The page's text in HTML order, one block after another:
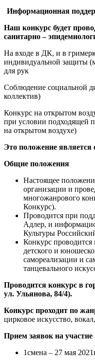
Информационная
Наш конкурс будет
санитарно –
На входе в ДК, и в
индивидуальной защиты
для рук
Соблюдение социальной
коллектив)
Конкурс на открытом
при условии подходящей
на открытом воздухе)
Это положение
Общие положения
Настоящее
организации и
многожанрового
Конкурс).
Проводится при
Адлер, и
Культуры
Конкурс проводится
детского и
самореализации и
танцевального
Проводится конкурс в
ул. Ульянова, 84/4).
Конкурс проходит по
цирковое искусство,
Прием заявок на участие
1смена – 27 мая